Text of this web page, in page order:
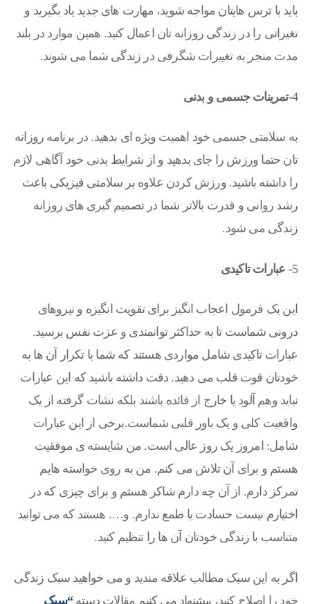
باید با ترس هایتان مواجه شوید، مهارت های جدید یاد بگیرید و
تغیراتی را در زندگی روزانه تان اعمال کنید. همین موارد در بلند
مدت منجر به تغییرات شگرفی در زندگی شما می شوند.
4-تمرینات جسمی و بدنی
به سلامتی جسمی خود اهمیت ویژه ای بدهید. در برنامه روزانه
تان حتما ورزش را جای بدهید و از شرایط بدنی خود آگاهی لازم
را داشته باشید. ورزش کردن علاوه بر سلامتی فیزیکی باعث
رشد روانی و قدرت بالاتر شما در تصمیم گیری های روزانه
زندگی می شود.
5- عبارات تاکیدی
این یک فرمول اعجاب انگیز برای تقویت انگیزه و نیروهای
درونی شماست تا به حداکثر توانمندی و عزت نفس برسید.
عبارات تاکیدی شامل مواردی هستند که شما با تکرار آن ها به
خودتان قوت قلب می دهید. دقت داشته باشید که این عبارات
نباید وهم آلود یا خارج از قائده باشند بلکه نشات گرفته از یک
واقعیت کلی و یک باور قلبی شماست.برخی از این عبارات
شامل: امروز یک روز عالی است. من شایسته ی موفقیت
هستم و برای آن تلاش می کنم. من به روی خواسته هایم
تمرکز دارم. از آن چه دارم شاکر هستم و برای چیزی که در
اختیارم نیست حسادت یا طمع ندارم. و…. هستند که می توانید
متناسب با زندگی خودتان آن ها را تنظیم کنید.
اگر به این سبک مطالب علاقه مندید و می خواهید سبک زندگی
خود را اصلاح کنید، پیشنهاد می کنیم مقالات دسته“سبک